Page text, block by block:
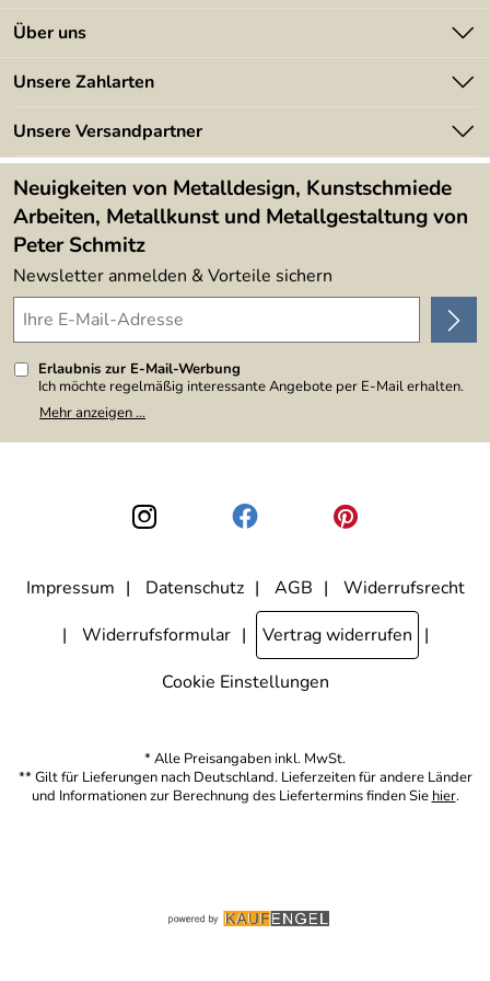
Kontakt
Kundeninformationen
Newsletter
Lieferbedingungen
Über uns
Angebote
Kundenbewertungen (394)
4,9/5
Unsere Zahlarten
Unsere Versandpartner
Neuigkeiten von Metalldesign, Kunstschmiede
Arbeiten, Metallkunst und Metallgestaltung von
Peter Schmitz
Newsletter anmelden & Vorteile sichern
Erlaubnis zur E-Mail-Werbung
Ich möchte regelmäßig interessante Angebote per E-Mail erhalten.
Meine E-Mail-Adresse wird nicht an andere Unternehmen
weitergegeben. Zu statistischen Zwecken wird in anonymer Form
den Link "Abmelden" am Ende des Newsletters anklicke. Die
Datenschutzerklärung
habe ich zur Kenntnis genommen.
Mehr anzeigen ...
Impressum Datenschutz AGB
Widerrufsrecht
Widerrufsformular
Vertrag widerrufen
Cookie Einstellungen
* Alle Preisangaben inkl. MwSt.
** Gilt für Lieferungen nach Deutschland. Lieferzeiten für andere Länder
und Informationen zur Berechnung des Liefertermins finden Sie hier.